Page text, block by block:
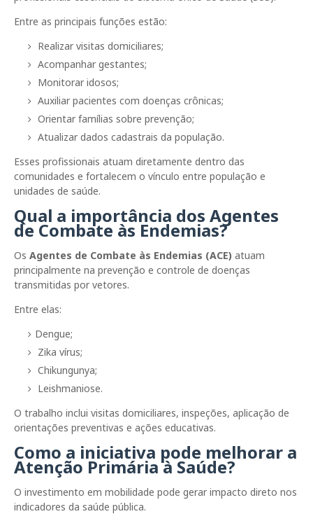
Entre as principais funções estão:
Realizar visitas domiciliares;
Acompanhar gestantes;
Monitorar idosos;
Auxiliar pacientes com doenças crônicas;
Orientar famílias sobre prevenção;
Atualizar dados cadastrais da população.
Esses profissionais atuam diretamente dentro das
comunidades e fortalecem o vínculo entre população e
unidades de saúde.
Qual a importância dos Agentes
de Combate às Endemias?
Os Agentes de Combate às Endemias (ACE) atuam
principalmente na prevenção e controle de doenças
transmitidas por vetores.
Entre elas:
Dengue;
Zika vírus;
Chikungunya;
Leishmaniose.
O trabalho inclui visitas domiciliares, inspeções, aplicação de
orientações preventivas e ações educativas.
Como a iniciativa pode melhorar a
Atenção Primária à Saúde?
O investimento em mobilidade pode gerar impacto direto nos
indicadores da saúde pública.